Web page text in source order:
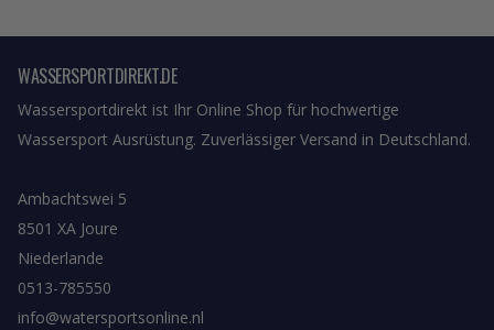
WASSERSPORTDIREKT.DE
Wassersportdirekt ist Ihr Online Shop für hochwertige
Wassersport Ausrüstung. Zuverlässiger Versand in Deutschland.
Ambachtswei 5
8501 XA Joure
Niederlande
0513-785550
info@watersportsonline.nl